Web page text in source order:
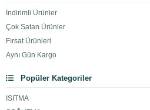
İndirimli Ürünler
Çok Satan Ürünler
Fırsat Ürünleri
Aynı Gün Kargo
Popüler Kategoriler
ISITMA